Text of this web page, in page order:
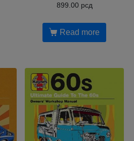
899.00 рсд
Read more